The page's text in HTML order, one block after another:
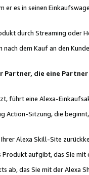
es in seinen
durch Streaming oder
dem Kauf an den
die eine
führt eine Alexa-
Action-Sitzung, die
Alexa Skill-Site
aufgibt, das Sie mit
ab, das Sie mit der Alexa